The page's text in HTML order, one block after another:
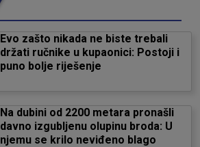
Evo zašto nikada ne biste trebali
držati ručnike u kupaonici: Postoji i
puno bolje riješenje
Na dubini od 2200 metara pronašli
davno izgubljenu olupinu broda: U
njemu se krilo neviđeno blago